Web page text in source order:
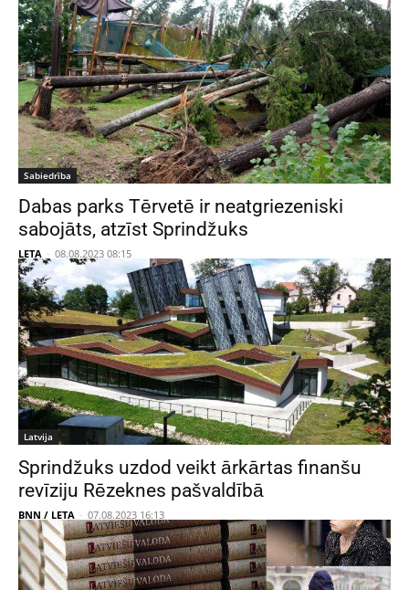
Sabiedrība
Dabas parks Tērvetē ir neatgriezeniski
sabojāts, atzīst Sprindžuks
LETA - 08.08.2023 08:15
Latvija
Sprindžuks uzdod veikt ārkārtas finanšu
revīziju Rēzeknes pašvaldībā
BNN / LETA - 07.08.2023 16:13